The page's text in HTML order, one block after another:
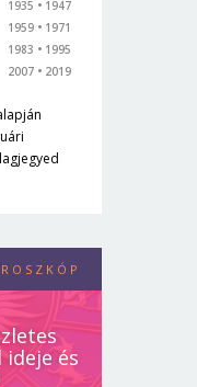
1935
1947
1959
1971
1983
1995
2007
2019
ideje és